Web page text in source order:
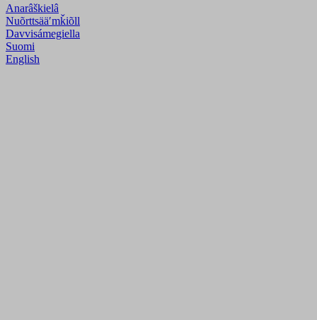
Anarâškielâ
Nuõrttsääʹmǩiõll
Davvisámegiella
Suomi
English